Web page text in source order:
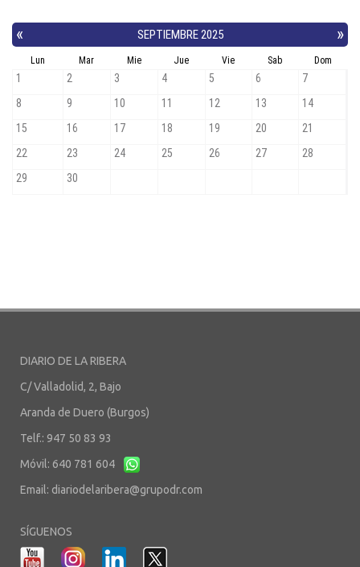
DIARIO DE LA RIBERA
C/ Valladolid, 2, Bajo
Aranda de Duero (Burgos)
Telf.: 947 50 83 93
Móvil: 640 781 604
Email: diariodelaribera@grupodr.com
SÍGUENOS